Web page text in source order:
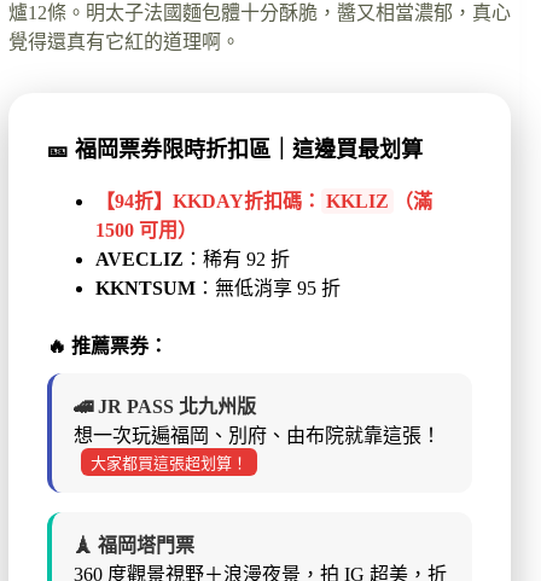
爐12條。明太子法國麵包體十分酥脆，醬又相當濃郁，真心
覺得還真有它紅的道理啊。
🎫 福岡票券限時折扣區｜這邊買最划算
【94折】KKDAY折扣碼： KKLIZ
（滿
1500 可用）
AVECLIZ ：稀有 92 折
KKNTSUM ：無低消享 95 折
🔥 推薦票券：
🚄 JR PASS 北九州版
想一次玩遍福岡、別府、由布院就靠這張！
大家都買這張超划算！
🗼 福岡塔門票
360 度觀景視野＋浪漫夜景，拍 IG 超美，折